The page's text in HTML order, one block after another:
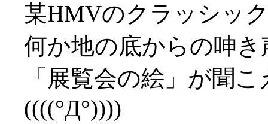
某HMVのクラッシッ
何か地の底からの呻
「展覧会の絵」が聞
((((°Д°))))